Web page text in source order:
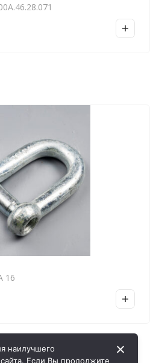
16
наилучшего
Если Вы продолжите